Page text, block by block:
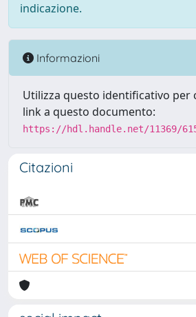
indicazione.
Informazioni
Utilizza questo identificativo per
link a questo documento:
https://hdl.handle.net/11369/
Citazioni